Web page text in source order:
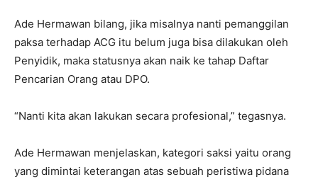
Ade Hermawan bilang, jika misalnya nanti pemanggilan
paksa terhadap ACG itu belum juga bisa dilakukan oleh
Penyidik, maka statusnya akan naik ke tahap Daftar
Pencarian Orang atau DPO.
“Nanti kita akan lakukan secara profesional,” tegasnya.
Ade Hermawan menjelaskan, kategori saksi yaitu orang
yang dimintai keterangan atas sebuah peristiwa pidana